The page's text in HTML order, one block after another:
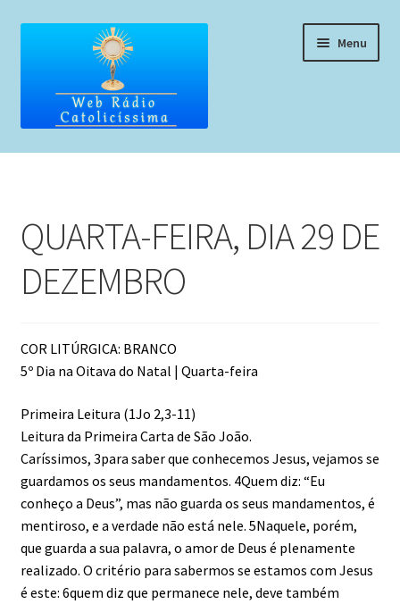
conteúdo
Menu
Home
Liturgia Diária
Horários de missas
Pedidos de oração, testemunho ou música
QUARTA-FEIRA, DIA 29 DE
DEZEMBRO
COR LITÚRGICA: BRANCO
5º Dia na Oitava do Natal | Quarta-feira
Primeira Leitura (1Jo 2,3-11)
Leitura da Primeira Carta de São João.
Caríssimos, 3para saber que conhecemos Jesus, vejamos se
guardamos os seus mandamentos. 4Quem diz: “Eu
conheço a Deus”, mas não guarda os seus mandamentos, é
mentiroso, e a verdade não está nele. 5Naquele, porém,
que guarda a sua palavra, o amor de Deus é plenamente
realizado. O critério para sabermos se estamos com Jesus
é este: 6quem diz que permanece nele, deve também